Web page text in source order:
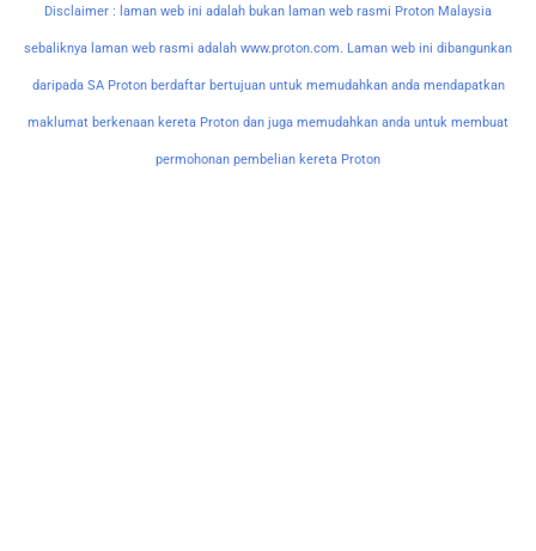
Disclaimer : laman web ini adalah bukan laman web rasmi Proton Malaysia
sebaliknya laman web rasmi adalah www.proton.com. Laman web ini dibangunkan
daripada SA Proton berdaftar bertujuan untuk memudahkan anda mendapatkan
maklumat berkenaan kereta Proton dan juga memudahkan anda untuk membuat
permohonan pembelian kereta Proton